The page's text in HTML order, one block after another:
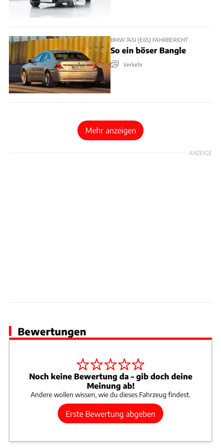
BMW 745I (E65) FAHRBERICHT
So ein böser Bangle
Verkehr
Mehr anzeigen
ANZEIGE
Bewertungen
Noch keine Bewertung da – gib doch deine
Meinung ab!
Andere wollen wissen, wie du dieses Fahrzeug findest.
Erste Bewertung abgeben